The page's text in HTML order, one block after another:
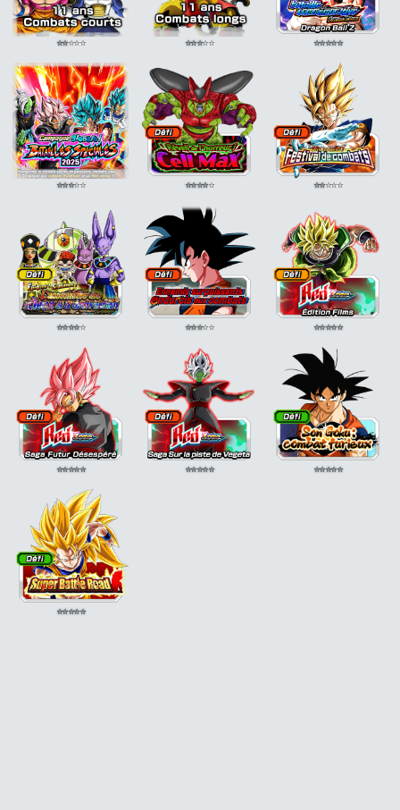
⭐⭐⭐⭐⭐ ⭐⭐⭐⭐⭐ ⭐⭐⭐⭐⭐
⭐⭐⭐⭐⭐ ⭐⭐⭐⭐⭐ ⭐⭐⭐⭐⭐
⭐⭐⭐⭐⭐ ⭐⭐⭐⭐⭐ ⭐⭐⭐⭐⭐
⭐⭐⭐⭐⭐ ⭐⭐⭐⭐⭐ ⭐⭐⭐⭐⭐
⭐⭐⭐⭐⭐